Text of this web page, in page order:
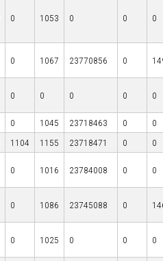
0 1053 0 0 0
0 1067 23770856 0
0 0 0 0 0
0 1045 23718463 0
0
1104 1155 23718471 0
0
0 1016 23784008 0 0
0 1086 23745088 0
0 1025 0 0 0